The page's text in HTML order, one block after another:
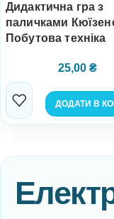
Дидактична гра з
паличками
Побутова техніка
25,00 ₴
ДОДАТИ В